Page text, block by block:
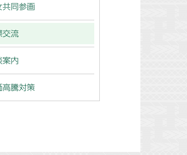
共同参画
交流
案内
高騰対策